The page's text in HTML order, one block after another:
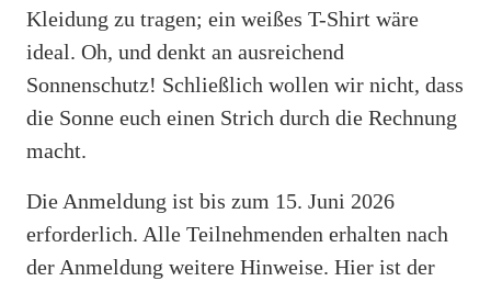
Kleidung zu tragen; ein weißes T-Shirt wäre
ideal. Oh, und denkt an ausreichend
Sonnenschutz! Schließlich wollen wir nicht, dass
die Sonne euch einen Strich durch die Rechnung
macht.
Die Anmeldung ist bis zum 15. Juni 2026
erforderlich. Alle Teilnehmenden erhalten nach
der Anmeldung weitere Hinweise. Hier ist der